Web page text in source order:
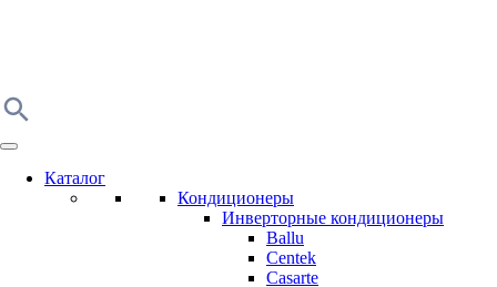
Каталог
Кондиционеры
Инверторные кондиционеры
Ballu
Centek
Casarte